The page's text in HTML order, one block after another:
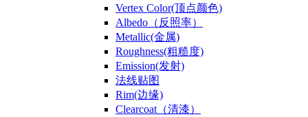
Vertex Color(顶点颜色)
Albedo（反照率）
Metallic(金属)
Roughness(粗糙度)
Emission(发射)
法线贴图
Rim(边缘)
Clearcoat（清漆）